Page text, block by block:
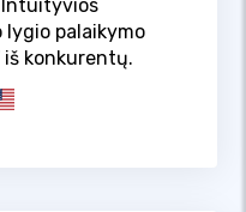
Intuityvios
palaikymo
iš konkurentų.